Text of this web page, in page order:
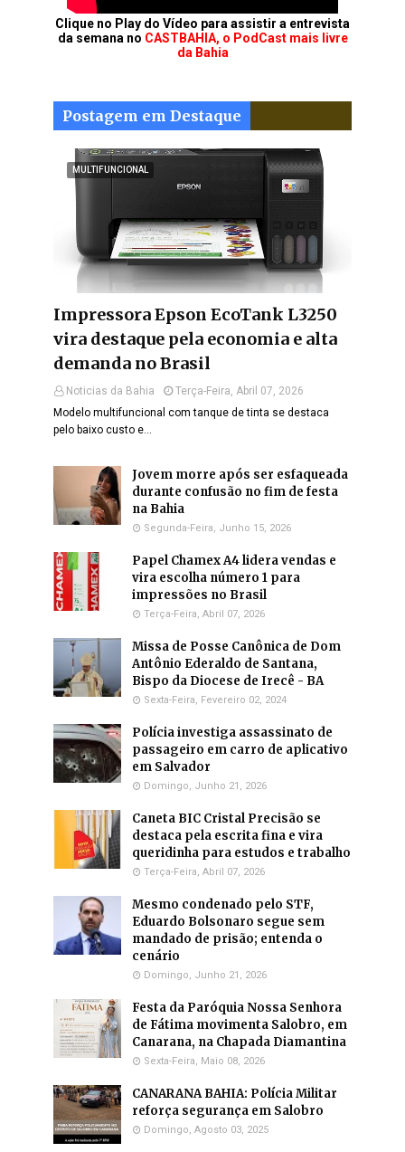
Clique no Play do Vídeo para assistir a entrevista
da semana no CASTBAHIA, o PodCast mais livre
da Bahia
Postagem em Destaque
MULTIFUNCIONAL
Impressora Epson EcoTank L3250
vira destaque pela economia e alta
demanda no Brasil
Noticias da Bahia
Terça-Feira, Abril 07, 2026
Modelo multifuncional com tanque de tinta se destaca
pelo baixo custo e…
Jovem morre após ser esfaqueada
durante confusão no fim de festa
na Bahia
Segunda-Feira, Junho 15, 2026
Papel Chamex A4 lidera vendas e
vira escolha número 1 para
impressões no Brasil
Terça-Feira, Abril 07, 2026
Missa de Posse Canônica de Dom
Antônio Ederaldo de Santana,
Bispo da Diocese de Irecê - BA
Sexta-Feira, Fevereiro 02, 2024
Polícia investiga assassinato de
passageiro em carro de aplicativo
em Salvador
Domingo, Junho 21, 2026
Caneta BIC Cristal Precisão se
destaca pela escrita fina e vira
queridinha para estudos e trabalho
Terça-Feira, Abril 07, 2026
Mesmo condenado pelo STF,
Eduardo Bolsonaro segue sem
mandado de prisão; entenda o
cenário
Domingo, Junho 21, 2026
Festa da Paróquia Nossa Senhora
de Fátima movimenta Salobro, em
Canarana, na Chapada Diamantina
Sexta-Feira, Maio 08, 2026
CANARANA BAHIA: Polícia Militar
reforça segurança em Salobro
Domingo, Agosto 03, 2025